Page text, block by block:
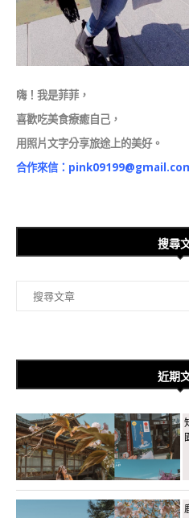
嗨！我是菲菲，
喜歡吃美食療癒自己，
用照片文字分享旅途上的美好。
合作來信：
搜尋
近期